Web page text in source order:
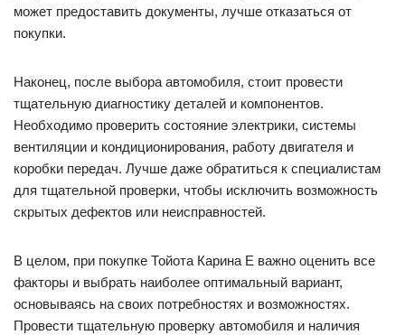
может предоставить документы, лучше отказаться от
покупки.
Наконец, после выбора автомобиля, стоит провести
тщательную диагностику деталей и компонентов.
Необходимо проверить состояние электрики, системы
вентиляции и кондиционирования, работу двигателя и
коробки передач. Лучше даже обратиться к специалистам
для тщательной проверки, чтобы исключить возможность
скрытых дефектов или неисправностей.
В целом, при покупке Тойота Карина Е важно оценить все
факторы и выбрать наиболее оптимальный вариант,
основываясь на своих потребностях и возможностях.
Провести тщательную проверку автомобиля и наличия